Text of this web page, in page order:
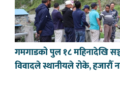
गमगाडको पुल १८ महिनादेखि
विवादले स्थानीयले रोके, हजारौँ